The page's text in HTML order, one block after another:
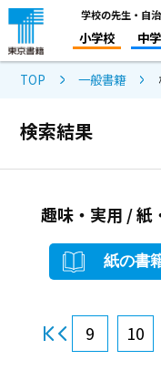
学校の先生・自
小学校 中
TOP 一般書籍
検索結果
趣味・実用 / 紙
紙の書
9 10